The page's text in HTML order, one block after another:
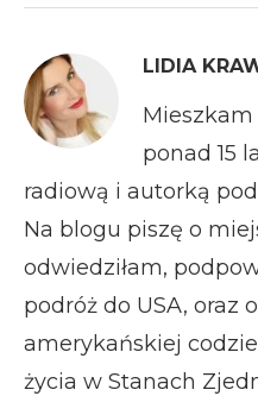
LIDIA
ponad 15
radiową i autorką
Na blogu piszę o
odwiedziłam,
podróż do USA, oraz
amerykańskiej
życia w Stanach